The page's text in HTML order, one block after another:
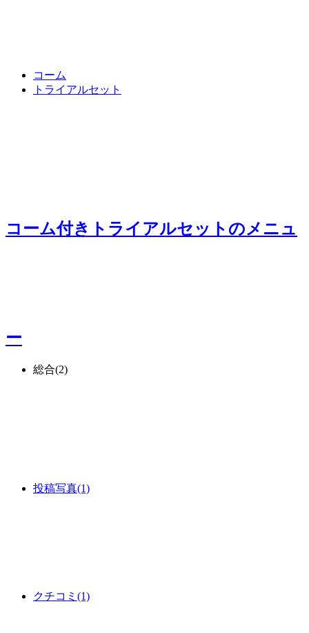
コーム
トライアルセット
コーム付きトライアルセット のメニュ
ー
総合(2)
投稿写真(1)
クチコミ (1)